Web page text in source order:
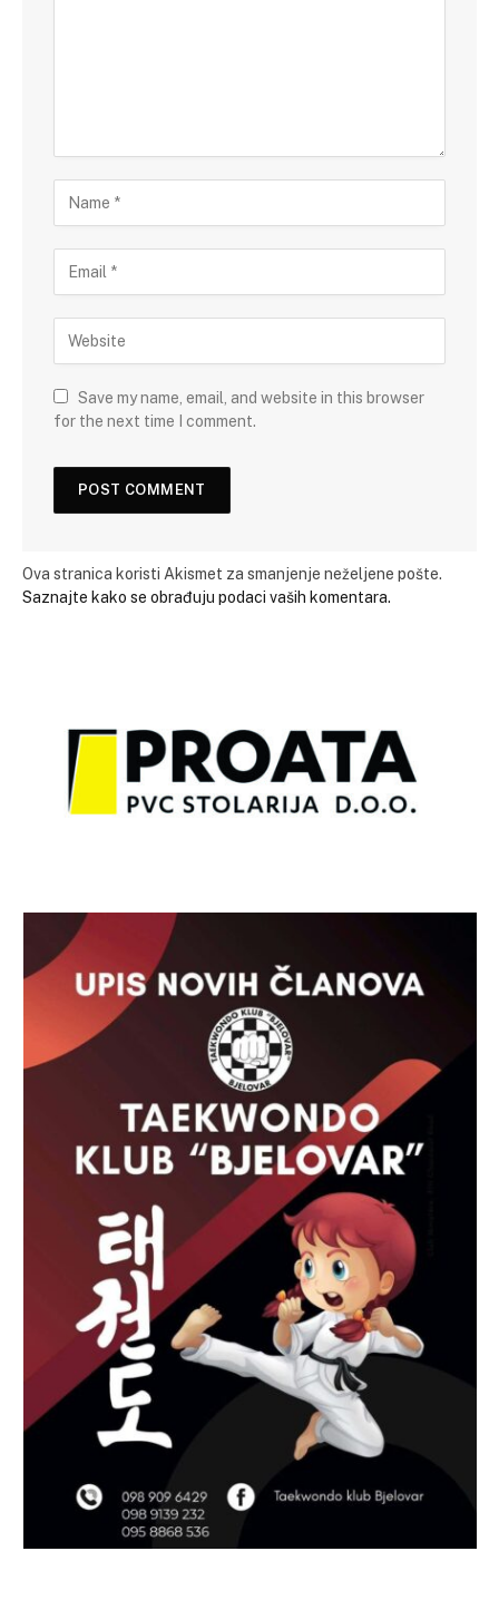
Save my name, email, and website in this browser
for the next time I comment.
Ova stranica koristi Akismet za smanjenje neželjene pošte.
Saznajte kako se obrađuju podaci vaših komentara.